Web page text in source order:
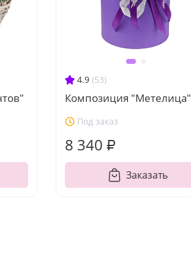
4.9 (53)
Композиция "Метелица"
Под заказ
8 340 ₽
Заказать